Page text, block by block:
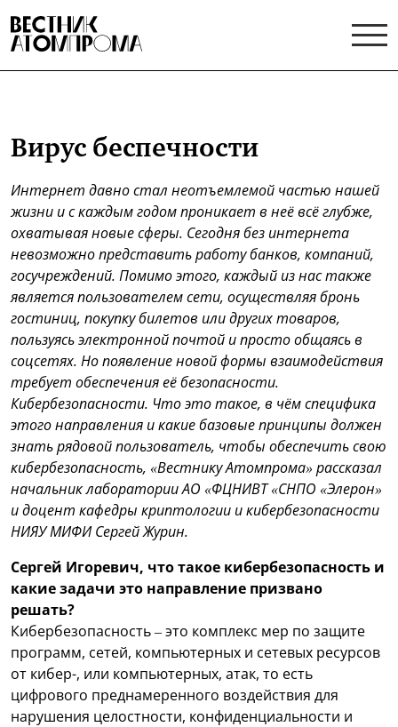
Вирус беспечности
Интернет давно стал неотъемлемой частью нашей
жизни и с каждым годом проникает в неёвсё глубже,
охватывая новые сферы. Сегодня без интернета
невозможно представить работубанков, компаний,
госучреждений. Помимо этого, каждый из нас также
является пользователем сети, осуществляя бронь
гостиниц, покупку билетов или других товаров,
пользуясь электронной почтой и просто общаясь в
соцсетях. Но появление новой формы взаимодействия
требует обеспечения её безопасности.
Кибербезопасности. Что это такое, в чём специфика
этого направления и какие базовые принципы должен
знать рядовой пользователь, чтобы обеспечить свою
кибербезопасность, «Вестнику Атомпрома» рассказал
начальник лаборатории АО «ФЦНИВТ «СНПО «Элерон»
и доцент кафедры криптологии и кибербезопасности
НИЯУ МИФИ Сергей Журин.
Сергей Игоревич, что такое кибербезопасность и
какие задачи это направление призвано
решать?
Кибербезопасность – это комплекс мер по защите
программ, сетей, компьютерных и сетевых ресурсов
от кибер-, или компьютерных, атак, то есть
цифрового преднамеренного воздействия для
нарушения целостности, конфиденциальности и